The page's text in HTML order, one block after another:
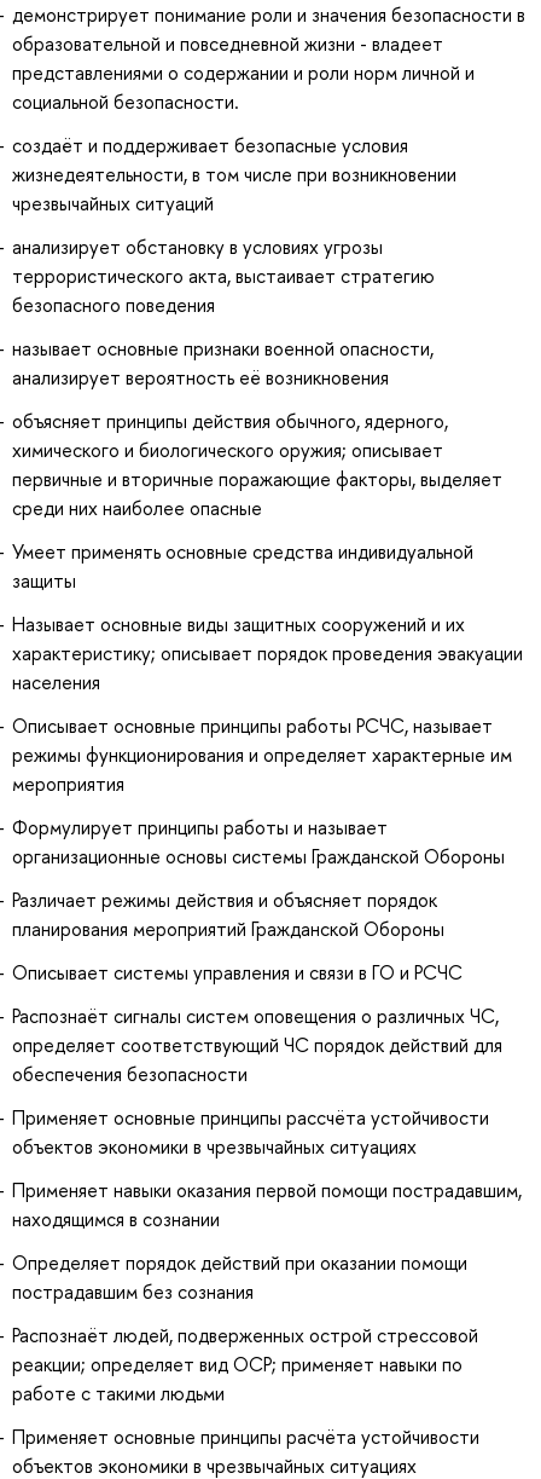
демонстрирует понимание роли и значения безопасности в
образовательной и повседневной жизни - владеет
представлениями о содержании и роли норм личной и
социальной безопасности.
создаёт и поддерживает безопасные условия
жизнедеятельности, в том числе при возникновении
чрезвычайных ситуаций
анализирует обстановку в условиях угрозы
террористического акта, выстаивает стратегию
безопасного поведения
называет основные признаки военной опасности,
анализирует вероятность её возникновения
объясняет принципы действия обычного, ядерного,
химического и биологического оружия; описывает
первичные и вторичные поражающие факторы, выделяет
среди них наиболее опасные
Умеет применять основные средства индивидуальной
защиты
Называет основные виды защитных сооружений и их
характеристику; описывает порядок проведения эвакуации
населения
Описывает основные принципы работы РСЧС, называет
режимы функционирования и определяет характерные им
мероприятия
Формулирует принципы работы и называет
организационные основы системы Гражданской Обороны
Различает режимы действия и объясняет порядок
планирования мероприятий Гражданской Обороны
Описывает системы управления и связи в ГО и РСЧС
Распознаёт сигналы систем оповещения о различных ЧС,
определяет соответствующий ЧС порядок действий для
обеспечения безопасности
Применяет основные принципы рассчёта устойчивости
объектов экономики в чрезвычайных ситуациях
Применяет навыки оказания первой помощи пострадавшим,
находящимся в сознании
Определяет порядок действий при оказании помощи
пострадавшим без сознания
Распознаёт людей, подверженных острой стрессовой
реакции; определяет вид ОСР; применяет навыки по
работе с такими людьми
Применяет основные принципы расчёта устойчивости
объектов экономики в чрезвычайных ситуациях